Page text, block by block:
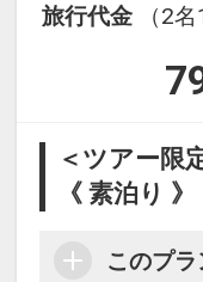
旅行代金
（2
＜ツアー限
《 素泊り 》
このプ